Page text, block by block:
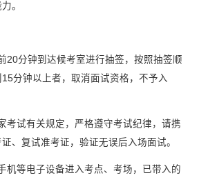
。
20分钟到达候考室进行抽签，按照抽签顺
分钟以上者，取消面试资格，不予入
考试有关规定，严格遵守考试纪律，请携
、复试准考证，验证无误后入场面试。
机等电子设备进入考点、考场，已带入的